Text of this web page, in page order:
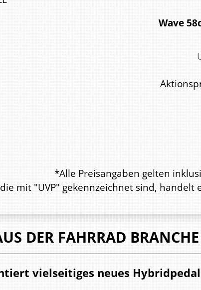
Wave
*Alle Preisangaben gelten
mit "UVP" gekennzeichnet sind,
DER FAHRRAD BRANCHE
vielseitiges neues Hybridpedal